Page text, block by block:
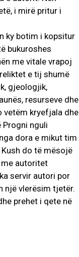
i mirë pritur i
ky botim i kopsitur
bukuroshes
me vitale vrapoj
e tij shumë
gjeologjik,
resurseve dhe
vetëm kryefjala dhe
Progni nguli
dora e mikut tim
do të mësojë
me autoritet
servir autori por
një vlerësim tjetër.
prehet i qete në